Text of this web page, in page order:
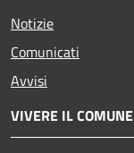
Notizie
Comunicati
Avvisi
VIVERE IL COMUNE